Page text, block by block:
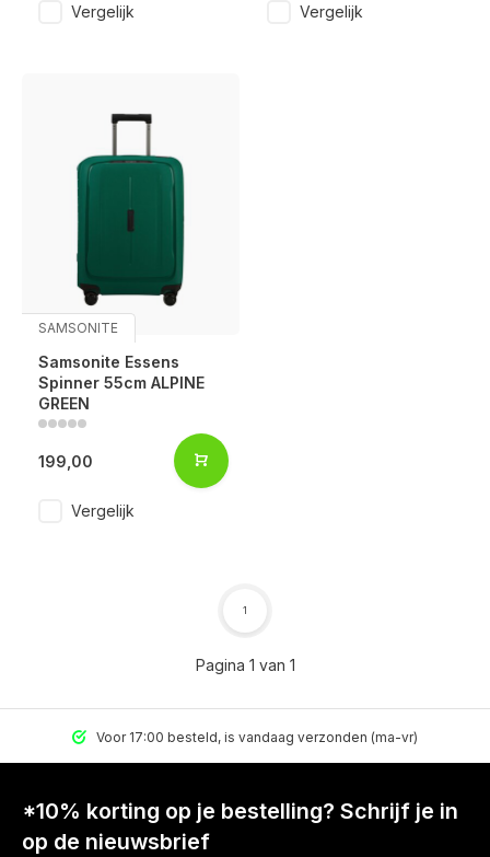
Vergelijk Vergelijk
SAMSONITE
Samsonite Essens
Spinner 55cm ALPINE
GREEN
199,00
Vergelijk
Pagina 1 van 1
1
Voor 17:00 besteld, is vandaag verzonden (ma-vr)
*10% korting op je bestelling? Schrijf je in
op de nieuwsbrief